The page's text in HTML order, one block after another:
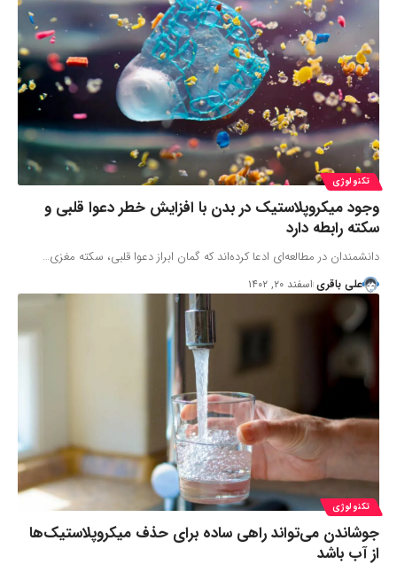
تکنولوژی
وجود میکروپلاستیک در بدن با افزایش خطر دعوا قلبی و
سکته رابطه دارد
دانشمندان در مطالعه‌ای ادعا کرده‌اند که گمان ابراز دعوا قلبی، سکته مغزی…
علی باقری اسفند ۲۰, ۱۴۰۲
تکنولوژی
جوشاندن می‌تواند راهی ساده برای حذف میکروپلاستیک‌ها
از آب باشد